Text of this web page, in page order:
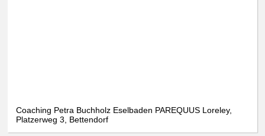
Coaching Petra Buchholz Eselbaden PAREQUUS Loreley,
Platzerweg 3, Bettendorf